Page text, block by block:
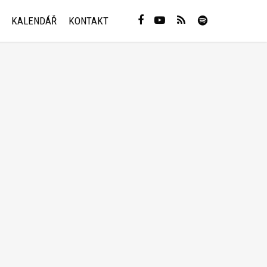
KALENDÁŘ KONTAKT